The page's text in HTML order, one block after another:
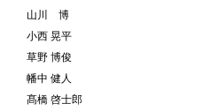
山川 博
小西 晃平
草野 博俊
幡中 健人
髙橋 啓士郎